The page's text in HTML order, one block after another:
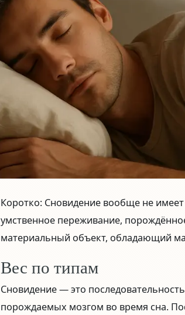
Коротко: Сновидение вообще не имеет
умственное переживание,
материальный объект, обладающий
Вес по типам
Сновидение — это
порождаемых мозгом во время сна.